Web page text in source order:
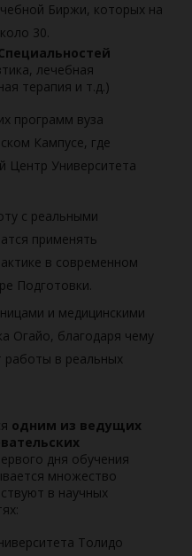
Биржи, которых на
30.
лечебная
терапия и т.д.)
программ вуза
Кампусе, где
Центр Университета
с реальными
применять
в современном
Подготовки.
и медицинскими
Огайо, благодаря чему
работы в реальных
одним из ведущих
дня обучения
множество
в научных
Толидо